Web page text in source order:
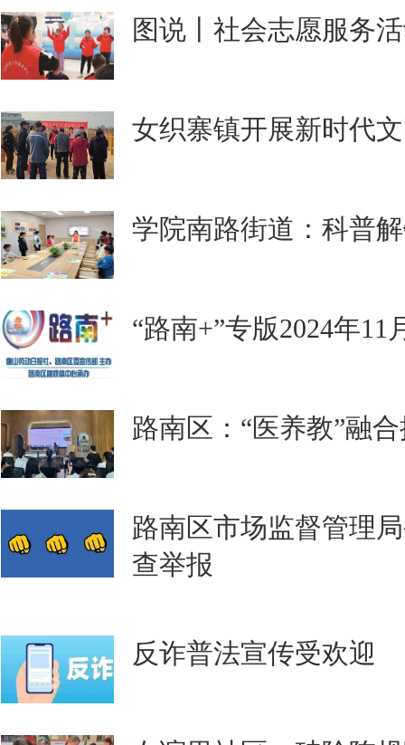
图说丨社会志愿服务
女织寨镇开展新时代
学院南路街道：科普
“路南+”专版2024年11
路南区：“医养教”融
路南区市场监督管理
查举报
反诈普法宣传受欢迎